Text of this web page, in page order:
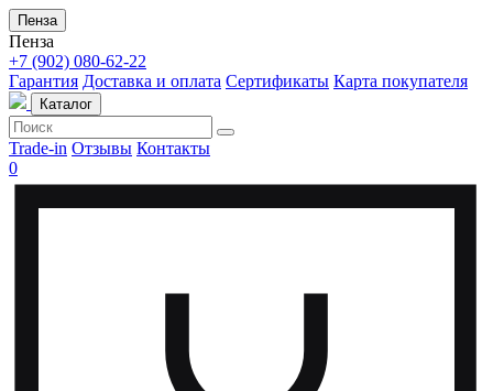
Пенза
Пенза
+7 (902) 080-62-22
Гарантия Доставка и оплата Сертификаты Карта покупателя
Каталог
Trade-in Отзывы Контакты
0